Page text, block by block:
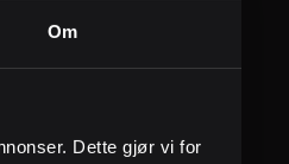
Om
Dette gjør vi for